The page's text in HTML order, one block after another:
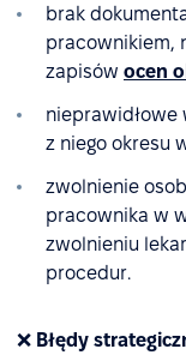
brak
pracownikiem,
zapisów ocen
nieprawidłowe
z niego okresu
zwolnienie
pracownika w
zwolnieniu
procedur.
❌ Błędy